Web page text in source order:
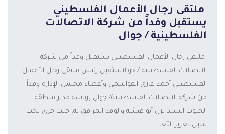
️ ملتقى رجال الأعمال الفلسطيني
يستقبل وفداً من شركة الاتصالات
الفلسطينية / جوال
️ ملتقى رجال الأعمال الفلسطيني يستقبل وفداً من شركة
الاتصالات الفلسطينية / جوالاستقبل رئيس ملتقى رجال الأعمال
الفلسطيني أحمد غازي القواسمي وأعضاء مجلس الإدارة وفداً
من شركة الاتصالات الفلسطينية/ جوال برئاسة مدير منطقة
الجنوب السيد يزن أبو عيشة والوفد المرافق له، حيث جرى بحث
سبل تعزيز التعا...